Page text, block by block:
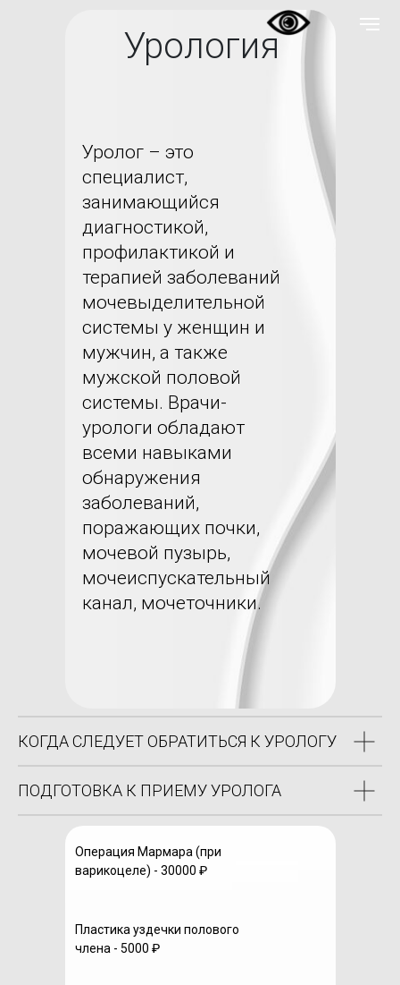
Урология
Уролог – это
специалист,
занимающийся
диагностикой,
профилактикой и
терапией заболеваний
мочевыделительной
системы у женщин и
мужчин, а также
мужской половой
системы. Врачи-
урологи обладают
всеми навыками
обнаружения
заболеваний,
поражающих почки,
мочевой пузырь,
мочеиспускательный
канал, мочеточники.
КОГДА СЛЕДУЕТ ОБРАТИТЬСЯ К УРОЛОГУ
ПОДГОТОВКА К ПРИЕМУ УРОЛОГА
Пластика уздечки полового
члена - 5000 ₽
Операция Мармара (при
варикоцеле) - 30000 ₽